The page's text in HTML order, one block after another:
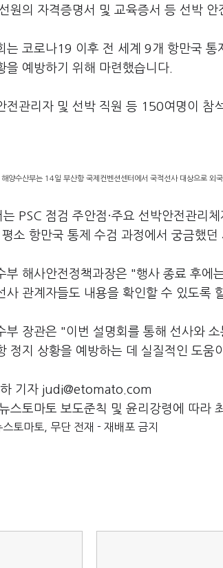
원의 자격증명서 및 교육증서 등 선박
는 코로나19 이후 전 세계 9개 항만국
을 예방하기 위해 마련했습니다.
전관리자 및 선박 직원 등 150여명이 참
해양수산부는 14일 부산항 국제컨벤션센터에서 국적선사 대상으로 외
는 PSC 점검 주안점·주요 선박안전관리
소 항만국 통제 수검 과정에서 궁금했
부 해사안전정책과장은 "행사 종료 후에
사 관계자들도 내용을 확인할 수 있도록
부 장관은 "이번 설명회를 통해 선사와
정지 상황을 예방하는 데 실질적인 도움
기자 judi@etomato.com
스토마토 보도준칙 및 윤리강령에 따라
토마토, 무단 전재 - 재배포 금지